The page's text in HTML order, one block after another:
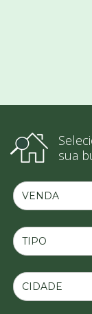
sua
VENDA
TIPO
CIDADE